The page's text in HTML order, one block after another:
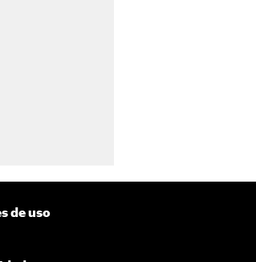
de uso